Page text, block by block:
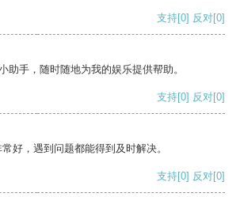
支持[0] 反对[0]
助手，随时随地为我的娱乐提供帮助。
支持[0] 反对[0]
好，遇到问题都能得到及时解决。
支持[0] 反对[0]